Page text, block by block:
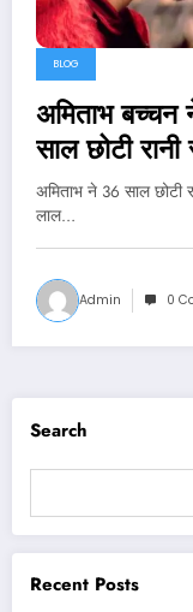
BLOG
अमिताभ
साल छोटी
अमिताभ ने 36 साल छोटी
लाल…
Admin 0
Search
Recent Posts